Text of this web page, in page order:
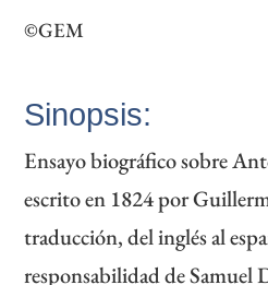
©GEM
Sinopsis:
Ensayo biográfico sobre
escrito en 1824 por
traducción, del inglés al
responsabilidad de Samuel